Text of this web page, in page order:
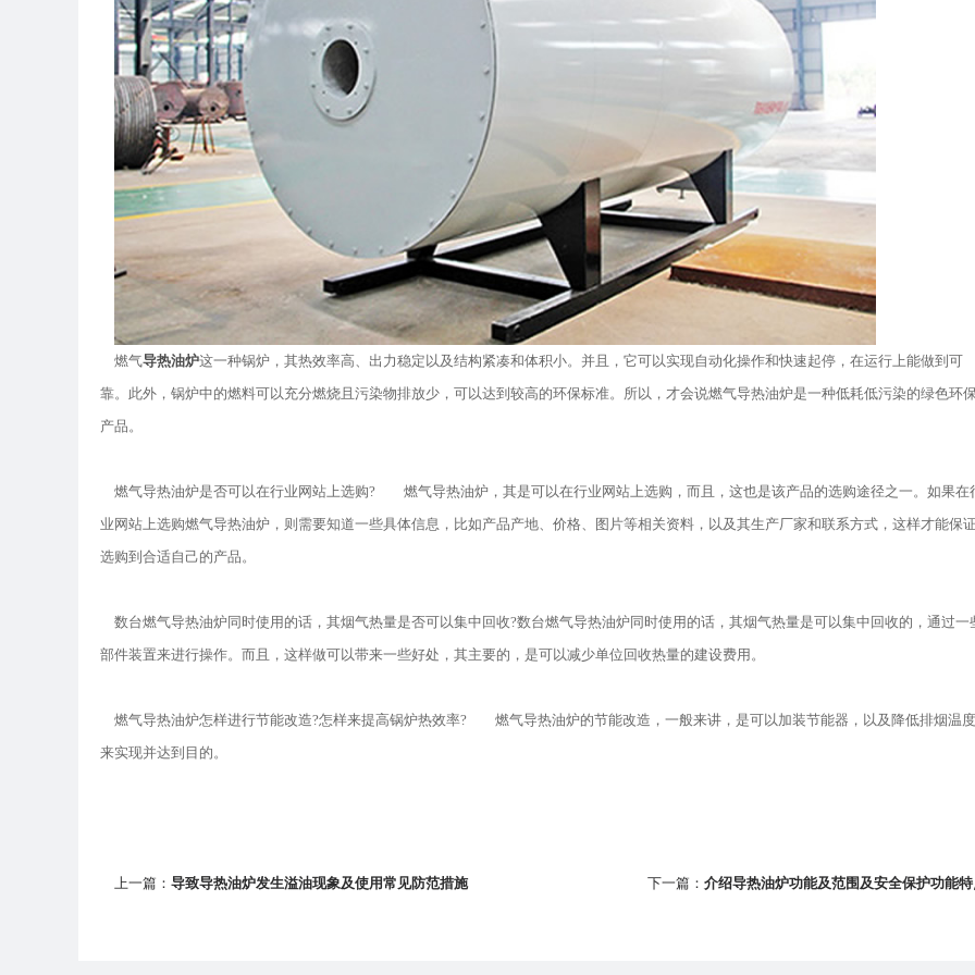
燃气导热油炉这一种锅炉，其热效率高、出力稳定以及结构紧凑和体积小。并且，它可以实现自动化操作和快速起停，在运行上能做到可
靠。此外，锅炉中的燃料可以充分燃烧且污染物排放少，可以达到较高的环保标准。所以，才会说燃气导热油炉是一种低耗低污染的绿色环
产品。
燃气导热油炉是否可以在行业网站上选购? 燃气导热油炉，其是可以在行业网站上选购，而且，这也是该产品的选购途径之一。如果在
业网站上选购燃气导热油炉，则需要知道一些具体信息，比如产品产地、价格、图片等相关资料，以及其生产厂家和联系方式，这样才能保
选购到合适自己的产品。
数台燃气导热油炉同时使用的话，其烟气热量是否可以集中回收?数台燃气导热油炉同时使用的话，其烟气热量是可以集中回收的，通过一
部件装置来进行操作。而且，这样做可以带来一些好处，其主要的，是可以减少单位回收热量的建设费用。
燃气导热油炉怎样进行节能改造?怎样来提高锅炉热效率? 燃气导热油炉的节能改造，一般来讲，是可以加装节能器，以及降低排烟温度
来实现并达到目的。
上一篇： 导致导热油炉发生溢油现象及使用常见防范措施 下一篇： 介绍导热油炉功能及范围及安全保护功能